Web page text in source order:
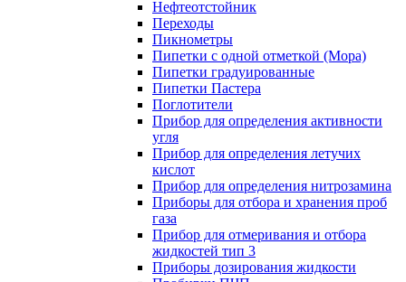
Нефтеотстойник
Переходы
Пикнометры
Пипетки с одной отметкой (Мора)
Пипетки градуированные
Пипетки Пастера
Поглотители
Прибор для определения активности
угля
Прибор для определения летучих
кислот
Прибор для определения нитрозамина
Приборы для отбора и хранения проб
газа
Прибор для отмеривания и отбора
жидкостей тип 3
Приборы дозирования жидкости